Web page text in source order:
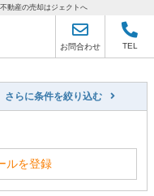
動産の売却はジェクトへ
お問合わせ TEL
さらに条件を絞り込む
ルを登録